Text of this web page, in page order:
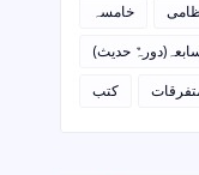
خامسہ
حدیث)
کتب